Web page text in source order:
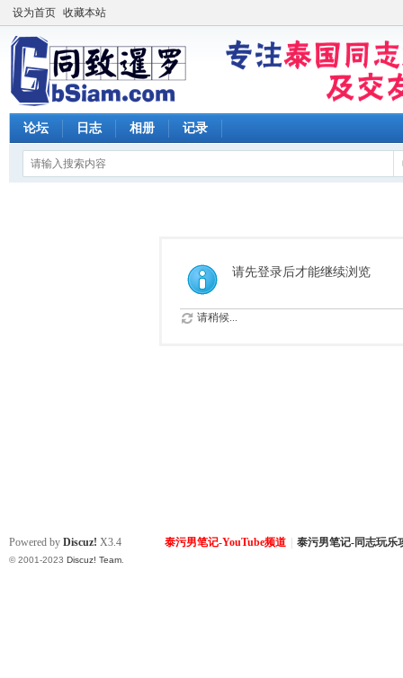
设为首页 收藏本站
论坛 日志 相册 记录
请先登录后才能继续浏览
请稍候...
泰污男笔记-YouTube频道 泰污男笔记-同志玩乐
Powered by Discuz! X3.4
© 2001-2023 Discuz! Team.